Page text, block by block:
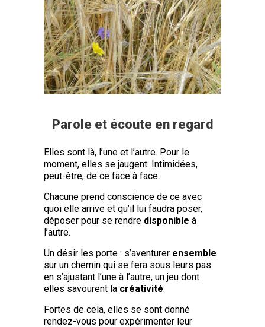
Parole et écoute en regard
Elles sont là, l’une et l’autre. Pour le
moment, elles se jaugent. Intimidées,
peut-être, de ce face à face.
Chacune prend conscience de ce avec
quoi elle arrive et qu’il lui faudra poser,
déposer pour se rendre disponible à
l’autre.
Un désir les porte : s’aventurer ensemble
sur un chemin qui se fera sous leurs pas
en s’ajustant l’une à l’autre, un jeu dont
elles savourent la créativité.
Fortes de cela, elles se sont donné
rendez-vous pour expérimenter leur